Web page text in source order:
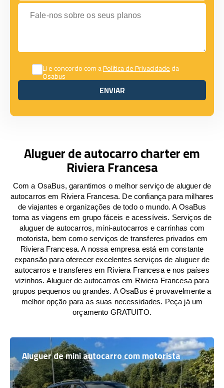
Fale-nos sobre os seus planos
Li e concordo com aPolítica de Privacidadeda
Osabus
ENVIAR
ENVIAR
Aluguer de autocarro charter em
Riviera Francesa
Com a OsaBus, garantimos o melhor serviço de aluguer de
autocarros em Riviera Francesa. De confiança para milhares
de viajantes e organizações de todo o mundo. A OsaBus
torna as viagens em grupo fáceis e acessíveis. Serviços de
aluguer de autocarros, mini-autocarros e carrinhas com
motorista, bem como serviços de transferes privados em
Riviera Francesa. A nossa empresa está em constante
expansão para oferecer excelentes serviços de aluguer de
autocarros e transferes em Riviera Francesa e nos países
vizinhos. Aluguer de autocarros em Riviera Francesa para
grupos pequenos ou grandes. A OsaBus é provavelmente a
melhor opção para as suas necessidades. Peça já um
orçamento GRATUITO.
Aluguer de mini autocarro com motorista